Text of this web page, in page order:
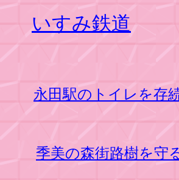
永田駅のトイレを存
季美の森街路樹を守
いすみ鉄道